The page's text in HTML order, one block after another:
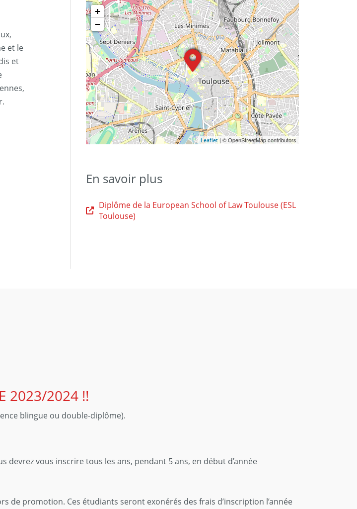
et le
et
+
−
Leaflet| © OpenStreetMap contributors
En savoir plus
Diplôme de la European School of Law Toulouse (ESL
Toulouse)
2023/2024 !!
blingue ou double-diplôme).
vous inscrire tous les ans, pendant 5 ans, en début d’année
de promotion. Ces étudiants seront exonérés des frais d’inscription l’année